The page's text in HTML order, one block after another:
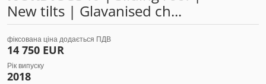
New tilts | Glavanised ch...
фіксована ціна додається ПДВ
14 750 EUR
Рік випуску
2018